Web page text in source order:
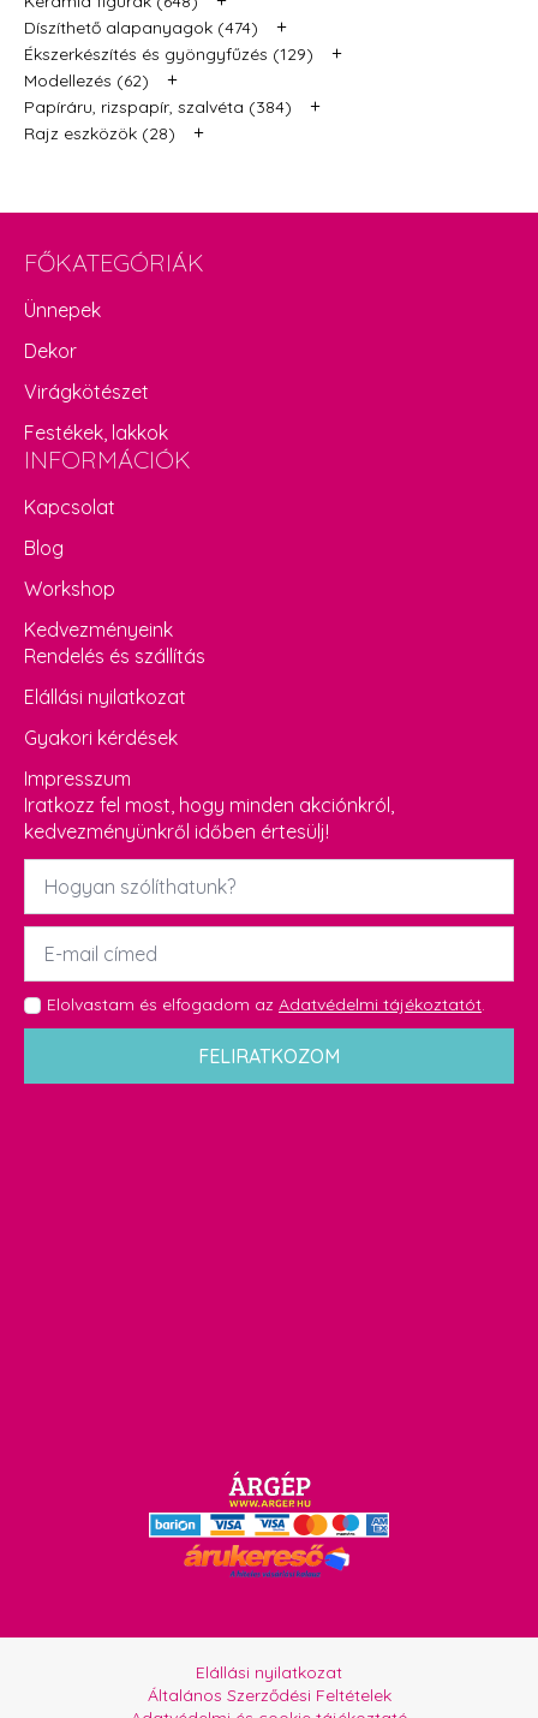
Díszíthető alapanyagok (474) +
Ékszerkészítés és gyöngyfűzés (129) +
Modellezés (62) +
Papíráru, rizspapír, szalvéta (384) +
Rajz eszközök (28) +
FŐKATEGÓRIÁK
Ünnepek
Dekor
Virágkötészet
Festékek, lakkok
INFORMÁCIÓK
Kapcsolat
Blog
Workshop
Kedvezményeink
Rendelés és szállítás
Elállási nyilatkozat
Gyakori kérdések
Impresszum
Iratkozz fel most, hogy minden akciónkról,
kedvezményünkről időben értesülj!
Név
Email
GDPR
*
Elolvastam és elfogadom az Adatvédelmi tájékoztatót.
FELIRATKOZOM
Elállási nyilatkozat
Általános Szerződési Feltételek